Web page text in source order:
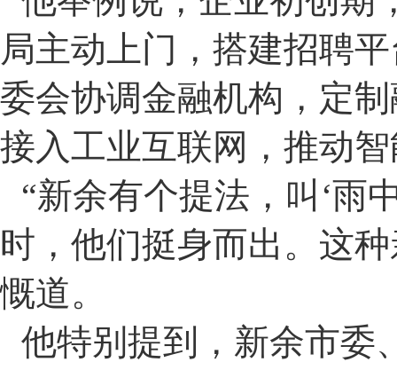
局主动上门，搭建招聘
委会协调金融机构，定
接入工业互联网，推动
“新余有个提法，叫 ‘雨
时，他们挺身而出。这
慨道。
他特别提到，新余市委